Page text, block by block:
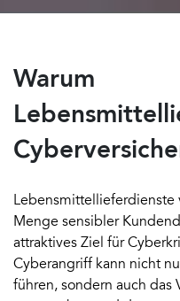
Warum
Menge sensibler
attraktives Ziel für
Cyberangriff kann nicht
führen, sondern auch das